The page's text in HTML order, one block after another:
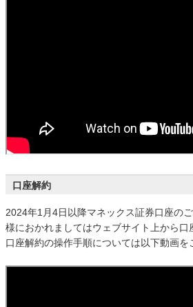
口座解約
2024年1月4日以降マネックス証券口座の
様におかれましてはウェブサイト上から口
口座解約の操作手順については以下動画を